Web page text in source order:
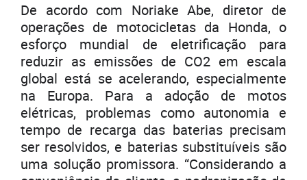
De acordo com Noriake Abe, diretor de
operações de motocicletas da Honda, o
esforço mundial de eletrificação para
reduzir as emissões de CO2 em escala
global está se acelerando, especialmente
na Europa. Para a adoção de motos
elétricas, problemas como autonomia e
tempo de recarga das baterias precisam
ser resolvidos, e baterias substituíveis são
uma solução promissora. “Considerando a